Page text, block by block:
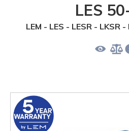
LES
LEM - LES - LESR - LKSR